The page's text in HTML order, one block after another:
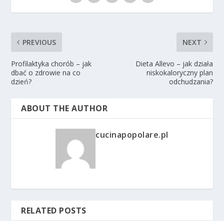
PREVIOUS
Profilaktyka chorób – jak
dbać o zdrowie na co
dzień?
NEXT
Dieta Allevo – jak działa
niskokaloryczny plan
odchudzania?
ABOUT THE AUTHOR
cucinapopolare.pl
RELATED POSTS